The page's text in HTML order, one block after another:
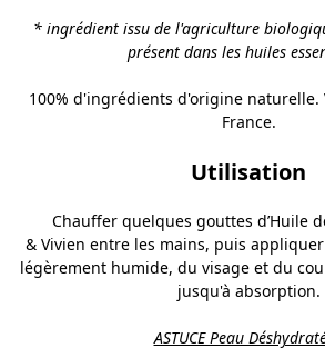
* ingrédient issu de l'agriculture
présent dans les huiles
100% d'ingrédients d'origine naturelle.
France.
Utilisation
Chauffer quelques gouttes d’Huile
& Vivien entre les mains, puis
légèrement humide, du visage et du
jusqu'à absorption.
ASTUCE Peau